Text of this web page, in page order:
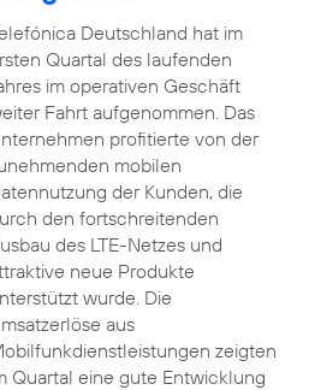
Deutschland hat im
Quartal des laufenden
im operativen Geschäft
Fahrt aufgenommen. Das
profitierte von der
mobilen
der Kunden, die
den fortschreitenden
des LTE-Netzes und
neue Produkte
wurde. Die
aus
zeigten
Quartal eine gute Entwicklung